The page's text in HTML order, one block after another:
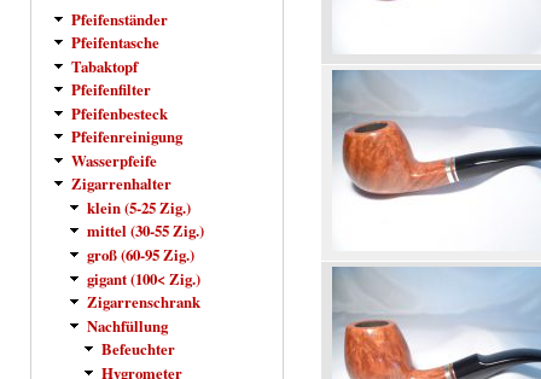
Pfeifenständer
Pfeifentasche
Tabaktopf
Pfeifenfilter
Pfeifenbesteck
Pfeifenreinigung
Wasserpfeife
Zigarrenhalter
klein (5-25 Zig.)
mittel (30-55 Zig.)
groß (60-95 Zig.)
gigant (100< Zig.)
Zigarrenschrank
Nachfüllung
Befeuchter
Hygrometer